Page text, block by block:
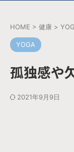
HOME > 健康 >
YOGA
孤独感や
2021年9月9日